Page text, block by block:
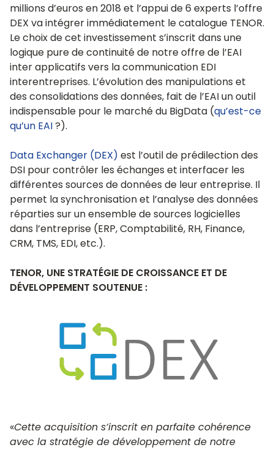
millions d’euros en 2018 et l’appui de 6 experts l’offre
DEX va intégrer immédiatement le catalogue TENOR.
Le choix de cet investissement s’inscrit dans une
logique pure de continuité de notre offre de l’EAI
inter applicatifs vers la communication EDI
interentreprises. L’évolution des manipulations et
des consolidations des données, fait de l’EAI un outil
indispensable pour le marché du BigData (qu’est-ce
qu’un EAI ?).
Data Exchanger (DEX) est l’outil de prédilection des
DSI pour contrôler les échanges et interfacer les
différentes sources de données de leur entreprise. Il
permet la synchronisation et l’analyse des données
réparties sur un ensemble de sources logicielles
dans l’entreprise (ERP, Comptabilité, RH, Finance,
CRM, TMS, EDI, etc.).
TENOR, UNE STRATÉGIE DE CROISSANCE ET DE
DÉVELOPPEMENT SOUTENUE :
«Cette acquisition s’inscrit en parfaite cohérence
avec la stratégie de développement de notre